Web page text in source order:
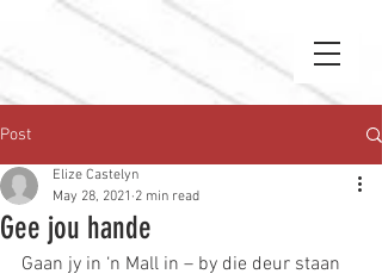
Post
Gee jou hande
Elize Castelyn
May 28, 2021 2 min read
Gaan jy in ‘n Mall in – by die deur staan